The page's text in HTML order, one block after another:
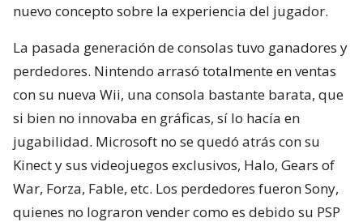
nuevo concepto sobre la experiencia del jugador.
La pasada generación de consolas tuvo ganadores y
perdedores. Nintendo arrasó totalmente en ventas
con su nueva Wii, una consola bastante barata, que
si bien no innovaba en gráficas, sí lo hacía en
jugabilidad. Microsoft no se quedó atrás con su
Kinect y sus videojuegos exclusivos, Halo, Gears of
War, Forza, Fable, etc. Los perdedores fueron Sony,
quienes no lograron vender como es debido su PSP